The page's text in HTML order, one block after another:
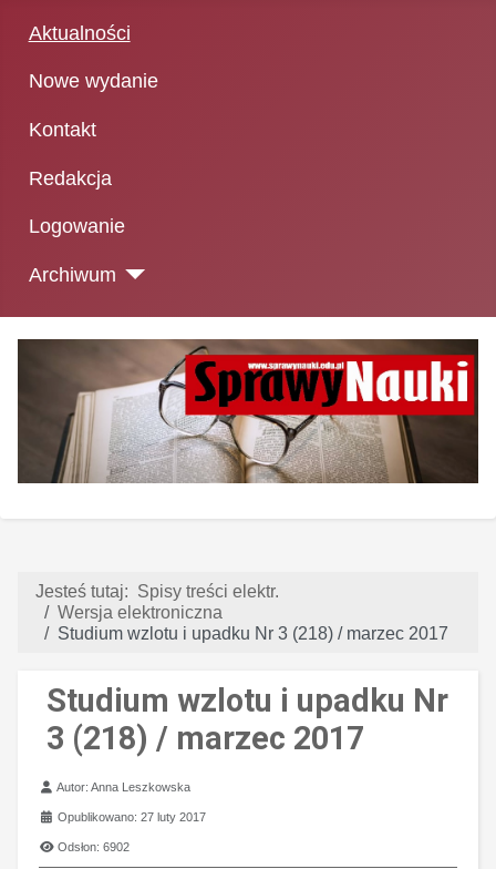
Aktualności
Nowe wydanie
Kontakt
Redakcja
Logowanie
Archiwum
Jesteś tutaj: Spisy treści elektr.
Wersja elektroniczna
Studium wzlotu i upadku Nr 3 (218) / marzec 2017
Studium wzlotu i upadku Nr
3 (218) / marzec 2017
Szczegóły
Autor:Anna Leszkowska
Opublikowano: 27 luty 2017
Odsłon: 6902